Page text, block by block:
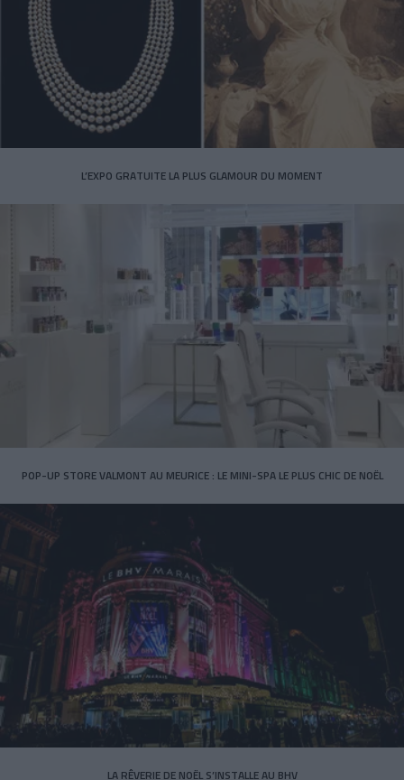
L’EXPO GRATUITE LA PLUS GLAMOUR DU MOMENT
POP-UP STORE VALMONT AU MEURICE : LE MINI-SPA LE PLUS CHIC DE NOËL
LA RÊVERIE DE NOËL S’INSTALLE AU BHV